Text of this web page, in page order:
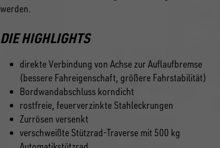
werden.
DIE HIGHLIGHTS
direkte Verbindung von Achse zur Auflaufbremse
(bessere Fahreigenschaft, größere Fahrstabilität)
Bordwandabschluss korndicht
rostfreie, feuerverzinkte Stahleckrungen
Zurrösen versenkt
verschweißte Stützrad-Traverse mit 500 kg